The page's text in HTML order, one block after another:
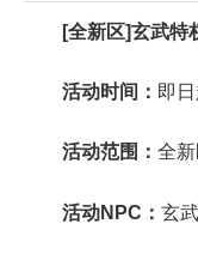
[全新区]玄武特权
活动时间： 即
活动范围： 全
活动NPC： 玄